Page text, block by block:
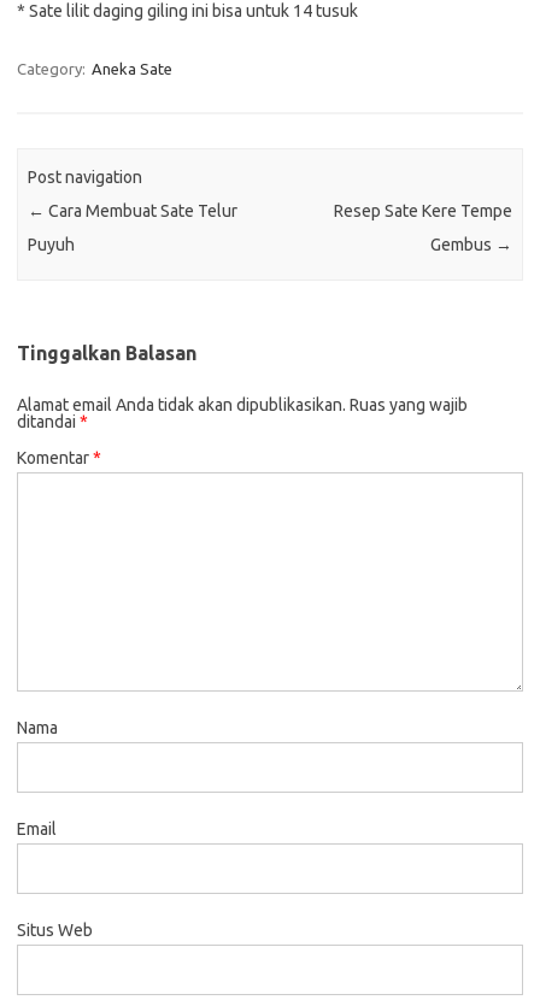
* Sate lilit daging giling ini bisa untuk 14 tusuk
Category: Aneka Sate
Post navigation
← Cara Membuat Sate Telur
Puyuh
Resep Sate Kere Tempe
Gembus →
Tinggalkan Balasan
Alamat email Anda tidak akan dipublikasikan. Ruas yang wajib
ditandai *
Komentar*
Nama
Email
Situs Web